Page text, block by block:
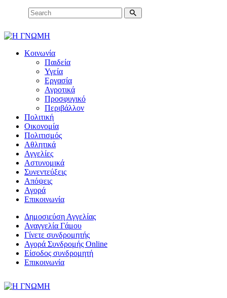
Κοινωνία
Παιδεία
Υγεία
Εργασία
Αγροτικά
Προσφυγικό
Περιβάλλον
Πολιτική
Οικονομία
Πολιτισμός
Αθλητικά
Αγγελίες
Αστυνομικά
Συνεντεύξεις
Απόψεις
Αγορά
Επικοινωνία
Δημοσιεύση Αγγελίας
Αναγγελία Γάμου
Γίνετε συνδρομητής
Αγορά Συνδρομής Online
Είσοδος συνδρομητή
Επικοινωνία